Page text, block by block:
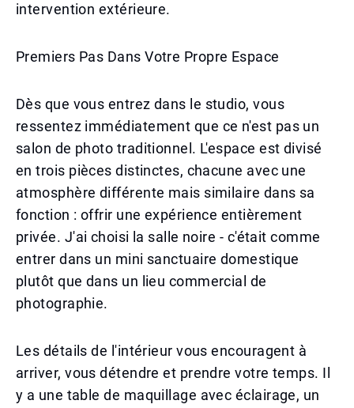
intervention extérieure.
Premiers Pas Dans Votre Propre Espace
Dès que vous entrez dans le studio, vous
ressentez immédiatement que ce n'est pas un
salon de photo traditionnel. L'espace est divisé
en trois pièces distinctes, chacune avec une
atmosphère différente mais similaire dans sa
fonction : offrir une expérience entièrement
privée. J'ai choisi la salle noire - c'était comme
entrer dans un mini sanctuaire domestique
plutôt que dans un lieu commercial de
photographie.
Les détails de l'intérieur vous encouragent à
arriver, vous détendre et prendre votre temps. Il
y a une table de maquillage avec éclairage, un